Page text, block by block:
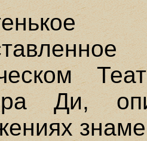
Ди,